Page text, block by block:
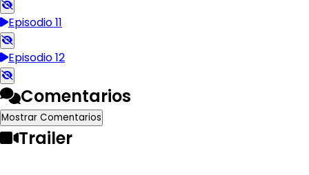
Episodio 11
Episodio 12
Comentarios
Mostrar Comentarios
Trailer